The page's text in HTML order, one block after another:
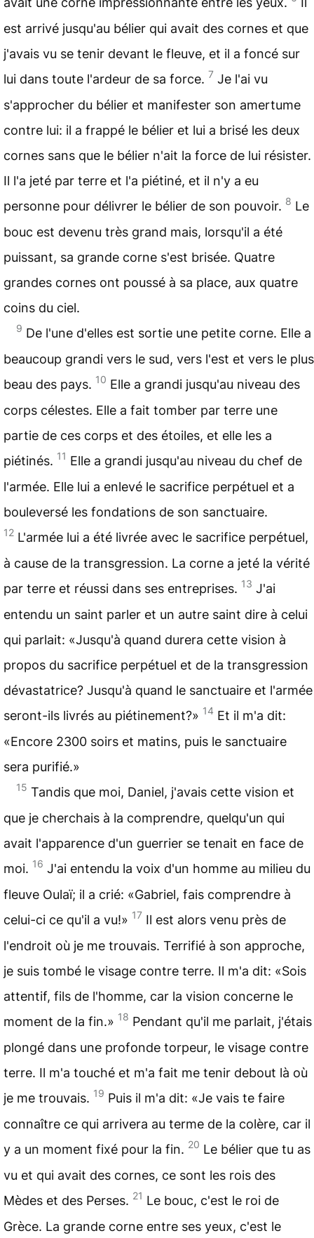
est arrivé jusqu'au bélier qui avait des cornes et que
j'avais vu se tenir devant le fleuve, et il a foncé sur
lui dans toute l'ardeur de sa force. 7 Je l'ai vu
s'approcher du bélier et manifester son amertume
contre lui: il a frappé le bélier et lui a brisé les deux
cornes sans que le bélier n'ait la force de lui résister.
Il l'a jeté par terre et l'a piétiné, et il n'y a eu
personne pour délivrer le bélier de son pouvoir. 8 Le
bouc est devenu très grand mais, lorsqu'il a été
puissant, sa grande corne s'est brisée. Quatre
grandes cornes ont poussé à sa place, aux quatre
coins du ciel.
9 De l'une d'elles est sortie une petite corne. Elle a
beaucoup grandi vers le sud, vers l'est et vers le plus
beau des pays. 10 Elle a grandi jusqu'au niveau des
corps célestes. Elle a fait tomber par terre une
partie de ces corps et des étoiles, et elle les a
piétinés. 11 Elle a grandi jusqu'au niveau du chef de
l'armée. Elle lui a enlevé le sacrifice perpétuel et a
bouleversé les fondations de son sanctuaire.
12 L'armée lui a été livrée avec le sacrifice perpétuel,
à cause de la transgression. La corne a jeté la vérité
par terre et réussi dans ses entreprises. 13 J'ai
entendu un saint parler et un autre saint dire à celui
qui parlait: «Jusqu'à quand durera cette vision à
propos du sacrifice perpétuel et de la transgression
dévastatrice? Jusqu'à quand le sanctuaire et l'armée
seront-ils livrés au piétinement?» 14 Et il m'a dit:
«Encore 2300 soirs et matins, puis le sanctuaire
sera purifié.»
15 Tandis que moi, Daniel, j'avais cette vision et
que je cherchais à la comprendre, quelqu'un qui
avait l'apparence d'un guerrier se tenait en face de
moi. 16 J'ai entendu la voix d'un homme au milieu du
fleuve Oulaï; il a crié: «Gabriel, fais comprendre à
celui-ci ce qu'il a vu!» 17 Il est alors venu près de
l'endroit où je me trouvais. Terrifié à son approche,
je suis tombé le visage contre terre. Il m'a dit: «Sois
attentif, fils de l'homme, car la vision concerne le
moment de la fin.» 18 Pendant qu'il me parlait, j'étais
plongé dans une profonde torpeur, le visage contre
terre. Il m'a touché et m'a fait me tenir debout là où
je me trouvais. 19 Puis il m'a dit: «Je vais te faire
connaître ce qui arrivera au terme de la colère, car il
y a un moment fixé pour la fin. 20 Le bélier que tu as
vu et qui avait des cornes, ce sont les rois des
Mèdes et des Perses. 21 Le bouc, c'est le roi de
Grèce. La grande corne entre ses yeux, c'est le